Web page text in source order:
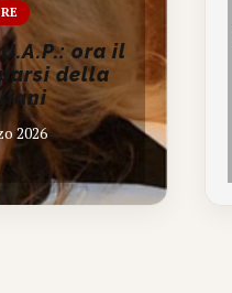
ora il
della
2026